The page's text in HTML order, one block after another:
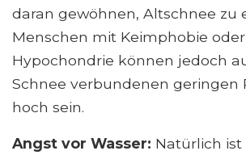
daran gewöhnen, Altschnee zu
Menschen mit Keimphobie oder
Hypochondrie können jedoch
Schnee verbundenen geringen
hoch sein.
Angst vor Wasser: Natürlich ist